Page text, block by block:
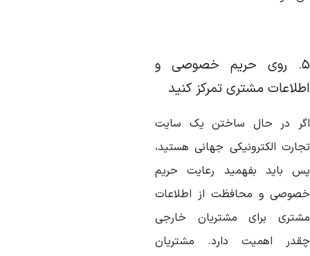
۵. روی حریم خصوصی و
مشتری تمرکز کنید
در حال ساختن یک سایت
الکترونیکی جهانی هستید،
باید بفهمید رعایت حریم
و محافظت از اطلاعات
برای مشتریان خارجی
اهمیت دارد. مشتریان